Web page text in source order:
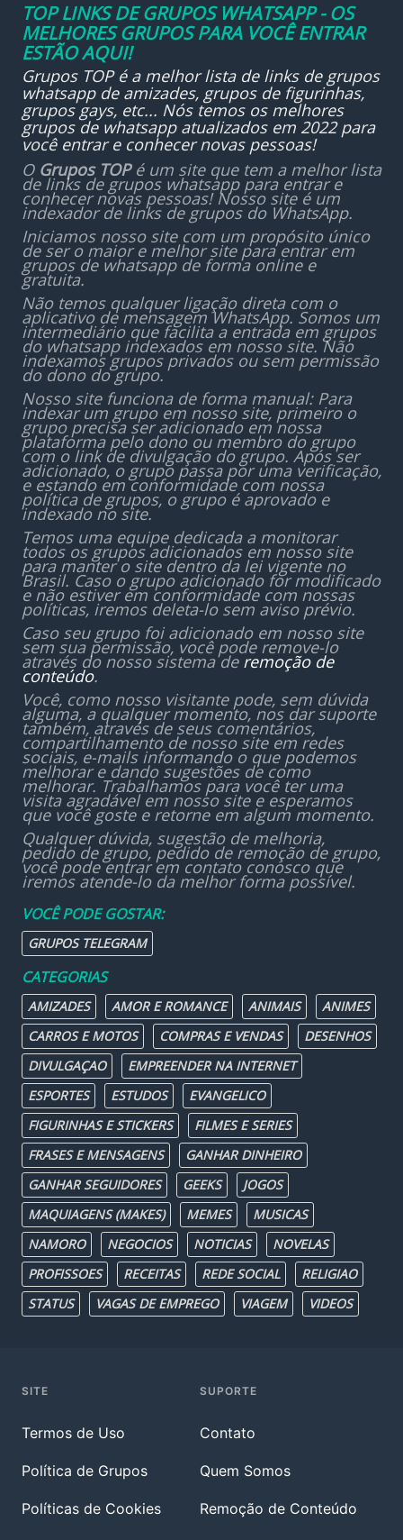
TOP LINKS DE GRUPOS WHATSAPP - OS
MELHORES GRUPOS PARA VOCÊ ENTRAR
ESTÃO AQUI!
Grupos TOP é a melhor lista de links de grupos
whatsapp de amizades, grupos de figurinhas,
grupos gays, etc... Nós temos os melhores
grupos de whatsapp atualizados em 2022 para
você entrar e conhecer novas pessoas!
O Grupos TOPé um site que tem a melhor lista
de links de grupos whatsapp para entrar e
conhecer novas pessoas! Nosso site é um
indexador de links de grupos do WhatsApp.
Iniciamos nosso site com um propósito único
de ser o maior e melhor site para entrar em
grupos de whatsapp de forma online e
gratuita.
Não temos qualquer ligação direta com o
aplicativo de mensagem WhatsApp. Somos um
intermediário que facilita a entrada em grupos
do whatsapp indexados em nosso site. Não
indexamos grupos privados ou sem permissão
do dono do grupo.
Nosso site funciona de forma manual: Para
indexar um grupo em nosso site, primeiro o
grupo precisa ser adicionado em nossa
plataforma pelo dono ou membro do grupo
com o link de divulgação do grupo. Após ser
adicionado, o grupo passa por uma verificação,
e estando em conformidade com nossa
política de grupos, o grupo é aprovado e
indexado no site.
Temos uma equipe dedicada a monitorar
todos os grupos adicionados em nosso site
para manter o site dentro da lei vigente no
Brasil. Caso o grupo adicionado for modificado
e não estiver em conformidade com nossas
políticas, iremos deleta-lo sem aviso prévio.
Caso seu grupo foi adicionado em nosso site
sem sua permissão, você pode remove-lo
através do nosso sistema de remoção de
conteúdo.
Você, como nosso visitante pode, sem dúvida
alguma, a qualquer momento, nos dar suporte
também, através de seus comentários,
compartilhamento de nosso site em redes
sociais, e-mails informando o que podemos
melhorar e dando sugestões de como
melhorar. Trabalhamos para você ter uma
visita agradável em nosso site e esperamos
que você goste e retorne em algum momento.
Qualquer dúvida, sugestão de melhoria,
pedido de grupo, pedido de remoção de grupo,
você pode entrar em contato conosco que
iremos atende-lo da melhor forma possível.
VOCÊ PODE GOSTAR:
GRUPOS TELEGRAM
CATEGORIAS
AMIZADES AMOR E ROMANCE ANIMAIS
ANIMES
CARROS E MOTOS
COMPRAS E VENDAS
DESENHOS
DIVULGAÇAO
EMPREENDER NA INTERNET
ESPORTES
ESTUDOS
EVANGELICO
FIGURINHAS E STICKERS
FILMES E SERIES
FRASES E MENSAGENS
GANHAR DINHEIRO
GANHAR SEGUIDORES
GEEKS
JOGOS
MAQUIAGENS (MAKES)
MEMES
MUSICAS
NAMORO
NEGOCIOS NOTICIAS
NOVELAS
PROFISSOES
RECEITAS REDE SOCIAL
RELIGIAO
STATUS
VAGAS DE EMPREGO VIAGEM VIDEOS
SITE
Termos de Uso
Política de Grupos
Políticas de Cookies
SUPORTE
Contato
Quem Somos
Remoção de Conteúdo